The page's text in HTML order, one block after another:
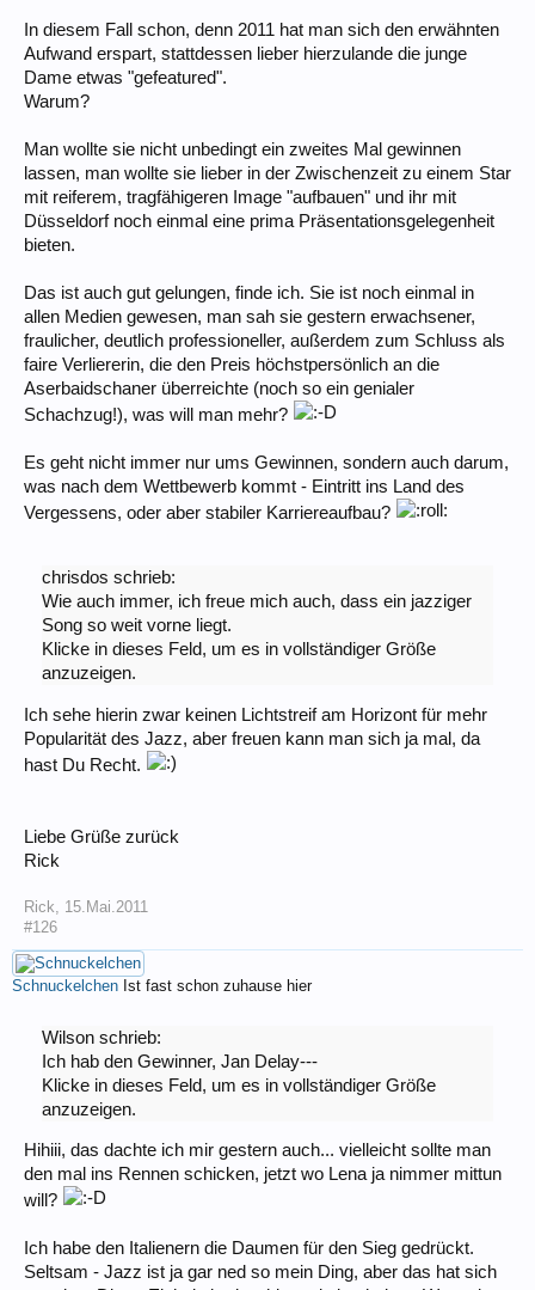
In diesem Fall schon, denn 2011 hat man sich den erwähnten
Aufwand erspart, stattdessen lieber hierzulande die junge
Dame etwas "gefeatured".
Warum?
Man wollte sie nicht unbedingt ein zweites Mal gewinnen
lassen, man wollte sie lieber in der Zwischenzeit zu einem Star
mit reiferem, tragfähigeren Image "aufbauen" und ihr mit
Düsseldorf noch einmal eine prima Präsentationsgelegenheit
bieten.
Das ist auch gut gelungen, finde ich. Sie ist noch einmal in
allen Medien gewesen, man sah sie gestern erwachsener,
fraulicher, deutlich professioneller, außerdem zum Schluss als
faire Verliererin, die den Preis höchstpersönlich an die
Aserbaidschaner überreichte (noch so ein genialer
Schachzug!), was will man mehr?
Es geht nicht immer nur ums Gewinnen, sondern auch darum,
was nach dem Wettbewerb kommt - Eintritt ins Land des
Vergessens, oder aber stabiler Karriereaufbau?
chrisdos schrieb:
Wie auch immer, ich freue mich auch, dass ein jazziger
Song so weit vorne liegt.
Klicke in dieses Feld, um es in vollständiger Größe
anzuzeigen.
Ich sehe hierin zwar keinen Lichtstreif am Horizont für mehr
Popularität des Jazz, aber freuen kann man sich ja mal, da
hast Du Recht.
Liebe Grüße zurück
Rick
Rick, 15.Mai.2011
#126
Schnuckelchen Ist fast schon zuhause hier
Wilson schrieb:
Ich hab den Gewinner, Jan Delay---
Klicke in dieses Feld, um es in vollständiger Größe
anzuzeigen.
Hihiii, das dachte ich mir gestern auch... vielleicht sollte man
den mal ins Rennen schicken, jetzt wo Lena ja nimmer mittun
will?
Ich habe den Italienern die Daumen für den Sieg gedrückt.
Seltsam - Jazz ist ja gar ned so mein Ding, aber das hat sich